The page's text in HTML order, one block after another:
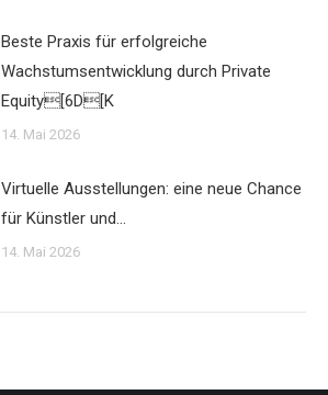
Beste Praxis für erfolgreiche
Wachstumsentwicklung durch Private
Equity[6D[K
14. Mai 2026
Virtuelle Ausstellungen: eine neue Chance
für Künstler und…
14. Mai 2026